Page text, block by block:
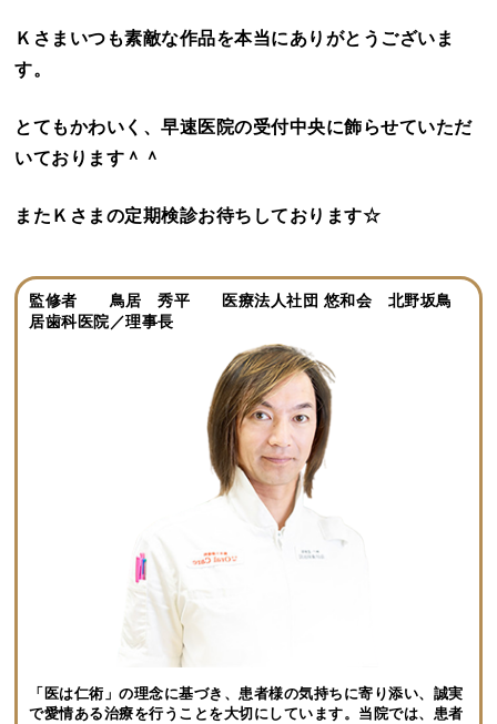
Ｋさまいつも素敵な作品を本当にありがとうございま
す。
とてもかわいく、早速医院の受付中央に飾らせていただ
いております＾＾
またＫさまの定期検診お待ちしております☆
監修者 鳥居 秀平 医療法人社団 悠和会 北野坂鳥
居歯科医院／理事長
「医は仁術」の理念に基づき、患者様の気持ちに寄り添い、誠実
で愛情ある治療を行うことを大切にしています。当院では、患者